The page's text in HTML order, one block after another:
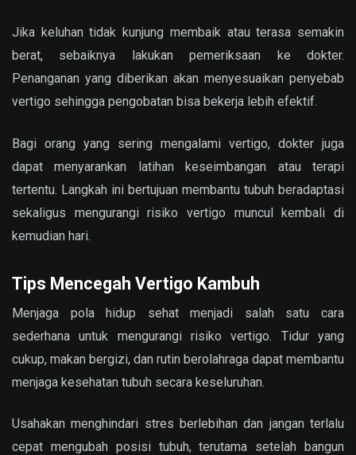
Jika keluhan tidak kunjung membaik atau terasa semakin
berat, sebaiknya lakukan pemeriksaan ke dokter.
Penanganan yang diberikan akan menyesuaikan penyebab
vertigo sehingga pengobatan bisa bekerja lebih efektif.
Bagi orang yang sering mengalami vertigo, dokter juga
dapat menyarankan latihan keseimbangan atau terapi
tertentu. Langkah ini bertujuan membantu tubuh beradaptasi
sekaligus mengurangi risiko vertigo muncul kembali di
kemudian hari.
Tips Mencegah Vertigo Kambuh
Menjaga pola hidup sehat menjadi salah satu cara
sederhana untuk mengurangi risiko vertigo. Tidur yang
cukup, makan bergizi, dan rutin berolahraga dapat membantu
menjaga kesehatan tubuh secara keseluruhan.
Usahakan menghindari stres berlebihan dan jangan terlalu
cepat mengubah posisi tubuh, terutama setelah bangun